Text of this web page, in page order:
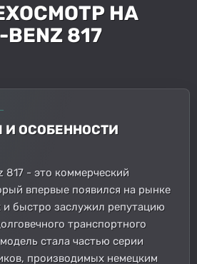
НА
BENZ 817
И ОСОБЕННОСТИ
817 - это коммерческий
впервые появился на рынке
и быстро заслужил репутацию
транспортного
стала частью серии
производимых немецким